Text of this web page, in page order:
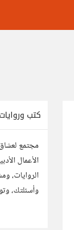
كتب وروايات
مجتمع
الأعمال
الروايات،
وأسئلتك،